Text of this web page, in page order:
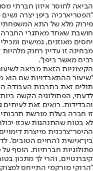
הביאה לחוסר איזון חברתי
"הפטריארכיה ביפן יצרה
פירוק מלא של התא המשפחתי
חושבת שאחד מאתגרי החברה
יחסים מאוזנים, גמישים
מבחינה זו עדיין רחוק
רבים מאשר ביפן".
הקיצוניות הזאת מביאה
"שיעור ההתאבדויות שם הוא
תולים זאת בתרבות העבודה
לדעתי, הפתולוגיה הקשה
והבדידות. רואים זאת
זו חברה בעלת מורשת
לא בטוח שהתנהגות שכזו
ההיפר־צרכנית מייצרת
בין־אישית ו'החיים הטובים'.
פתולוגיות חברתיות. הוסף
קיברנטיים, והרי לך מתכון
"הרוקי מורקמי התייחס